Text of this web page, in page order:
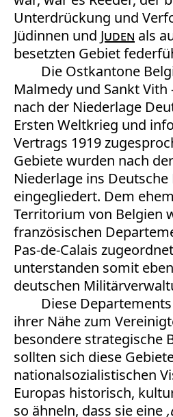
Unterdrückung und
Jüdinnen und Juden als
besetzten Gebiet
Die Ostkantone
Malmedy und Sankt Vith
nach der Niederlage
Ersten Weltkrieg und
Vertrags 1919
Gebiete wurden nach
Niederlage ins Deutsche
eingegliedert. Dem
Territorium von Belgien
französischen
Pas-de-Calais
unterstanden somit
deutschen
Diese
ihrer Nähe zum
besondere strategische
sollten sich diese
nationalsozialistischen
Europas historisch,
so ähneln, dass sie eine